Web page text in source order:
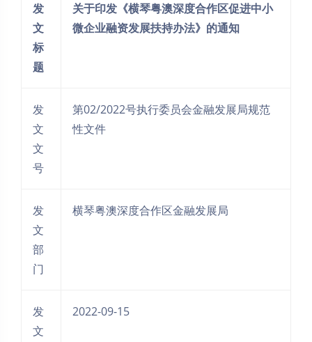
发
文
标
题
关于印发《横琴粤澳深度合作区促进中小
微企业融资发展扶持办法》的通知
发
文
文
号
第02/2022号执行委员会金融发展局规范
性文件
发
文
部
门
横琴粤澳深度合作区金融发展局
发
文
2022-09-15